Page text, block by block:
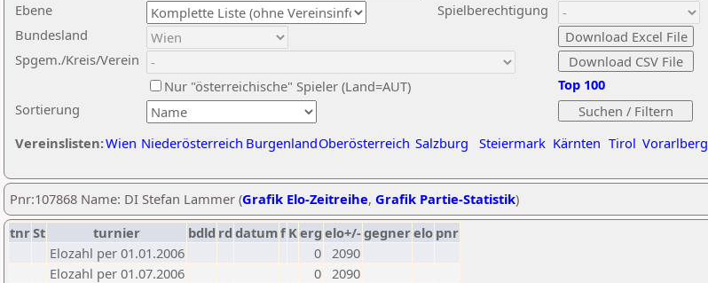
Ebene
Sortierung
Bundesland
Spgem./Kreis/Verein
Nur "österreichische" Spieler (Land=AUT)
Spielberechtigung
Vereinslisten:Wien Niederösterreich BurgenlandOberösterreich Salzburg Steiermark Kärnten Tirol Vorarlberg
Top 100
Pnr:107868 Name: DI Stefan Lammer (Grafik Elo-Zeitreihe, Grafik Partie-Statistik)
tnrSt turnier bdld rd datumf Kerg elo+/-gegnerelo pnr
Elozahl per 01.01.2006
0 2090
Elozahl per 01.07.2006
0 2090